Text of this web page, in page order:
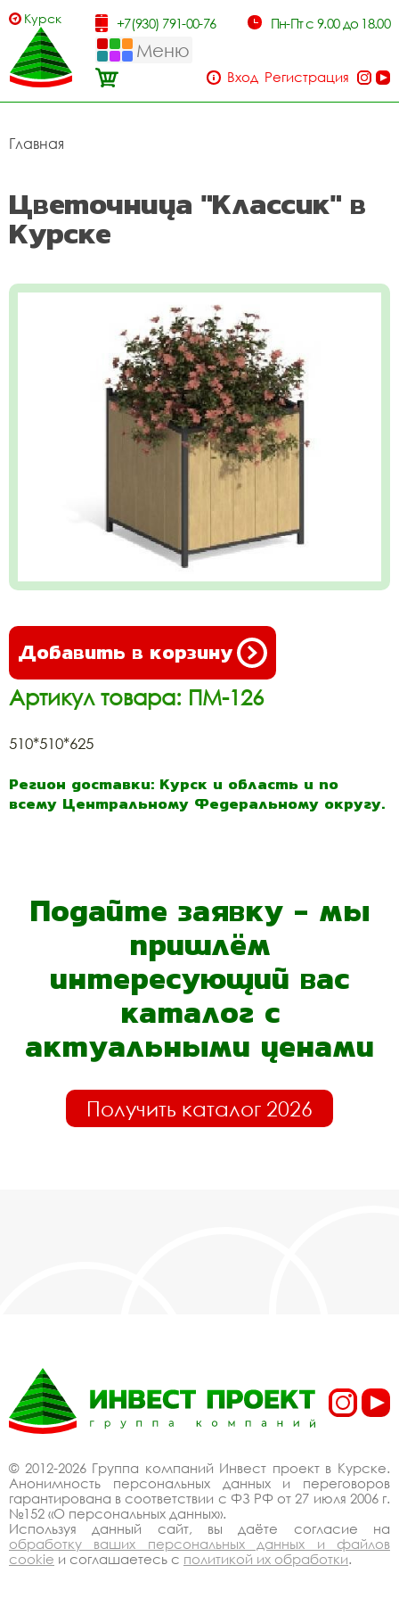
Курск +7(930) 791-00-76 Пн-Пт с 9.00 до 18.00
Меню
Вход Регистрация
Главная
Цветочница "Классик" в
Курске
Добавить в корзину
Артикул товара: ПМ-126
510*510*625
Регион доставки: Курск и область и по
всему Центральному Федеральному округу.
Подайте заявку - мы
пришлём
интересующий вас
каталог с
актуальными ценами
Получить каталог 2026
© 2012-2026 Группа компаний Инвест проект в Курске.
Анонимность персональных данных и переговоров
гарантирована в соответствии с ФЗ РФ от 27 июля 2006 г.
№152 «О персональных данных».
Используя данный сайт, вы даёте согласие на
обработку ваших персональных данных и файлов
cookie и соглашаетесь с политикой их обработки.